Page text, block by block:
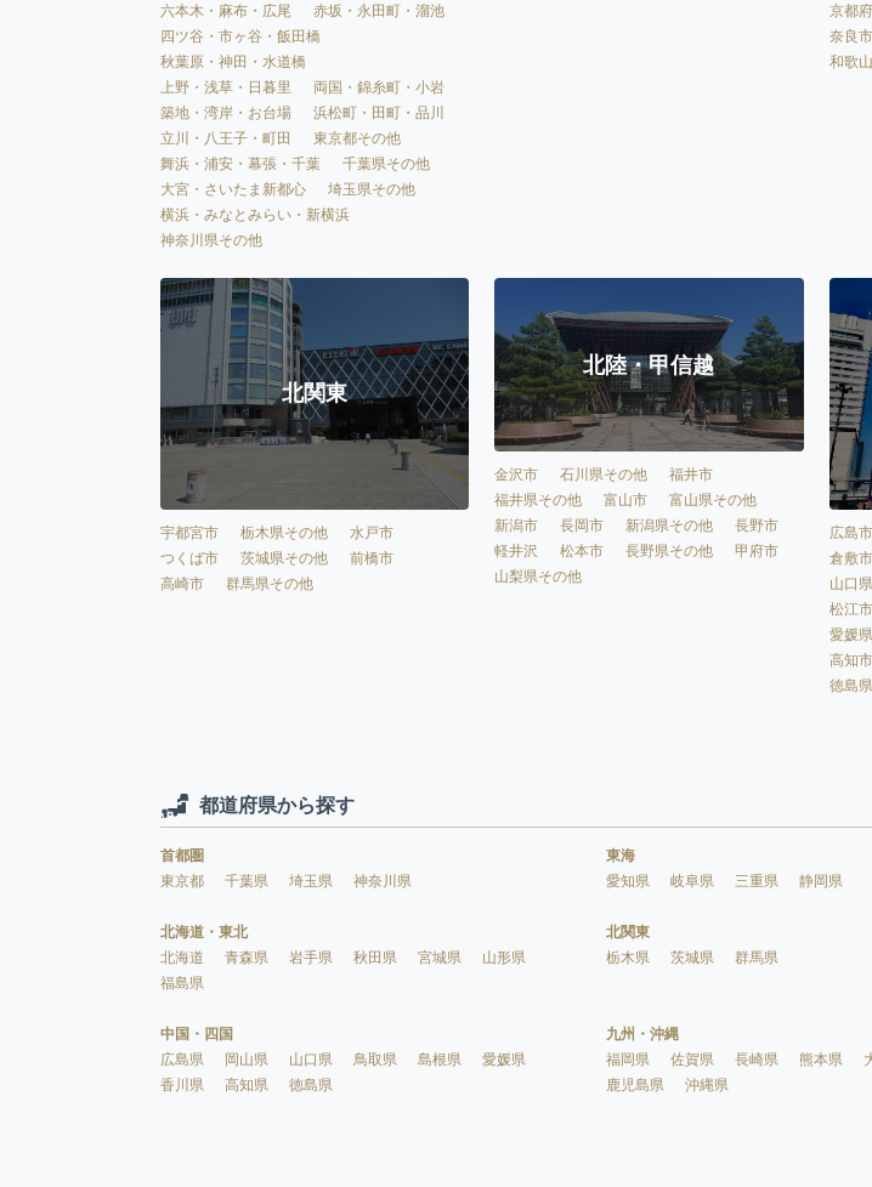
六本木・麻布・広尾
赤坂・永田町・溜池
四ツ谷・市ヶ谷・飯田橋
秋葉原・神田・水道橋
上野・浅草・日暮里
両国・錦糸町・小岩
築地・湾岸・お台場
浜松町・田町・品川
立川・八王子・町田
東京都その他
舞浜・浦安・幕張・千葉
千葉県その他
大宮・さいたま新都心
埼玉県その他
横浜・みなとみらい・新横浜
神奈川県その他
京都
奈良市
和歌
北関東
宇都宮市 栃木県その他
水戸市
つくば市
茨城県その他
前橋市
高崎市
群馬県その他
北陸・甲信越
金沢市 石川県その他
福井市
福井県その他
富山市
富山県その他
新潟市
長岡市 新潟県その他
長野市
軽井沢
松本市 長野県その他
甲府市
山梨県その他
広島市
倉敷市
山口
松江市
愛媛
高知市
徳島
都道府県から探す
首都圏
東京都
千葉県 埼玉県 神奈川県
東海
愛知県
岐阜県 三重県 静岡県
北海道・東北
北海道
青森県 岩手県 秋田県 宮城県
山形県
福島県
北関東
栃木県
茨城県 群馬県
中国・四国
広島県
岡山県 山口県 鳥取県 島根県
愛媛県
香川県
高知県 徳島県
九州・沖縄
福岡県
佐賀県 長崎県 熊本県
鹿児島県
沖縄県